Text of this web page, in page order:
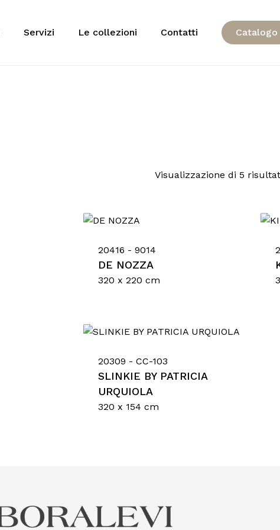
Servizi Le collezioni Contatti Catalogo
Cart
Nessun
Visualizzazione di 5
20416 - 9014
DE NOZZA
320 x 220 cm
20309 - CC-103
SLINKIE BY PATRICIA
URQUIOLA
320 x 154 cm